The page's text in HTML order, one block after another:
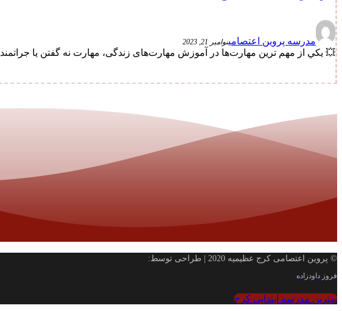
مدرسه پروین اعتصامینوامبر 21, 2023
💥 يكي از مهم ترین مهارت‌ها در آموزش مهارت‌های زندگی، مهارت نه گفتن یا
© پروین اعتصامی کرج عظیمیه 2020 | طراحی توسط:
فروز داودزاده
بهترین مدرسه ابتدایی کرج